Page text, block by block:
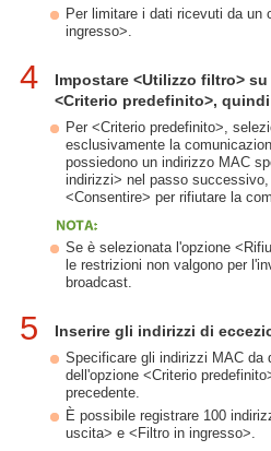
Per limitare i dati ricevuti da un
ingresso>.
4
Impostare <Utilizzo filtro>
<Criterio predefinito>, quindi
Per <Criterio predefinito>,
esclusivamente la
possiedono un indirizzo MAC
indirizzi> nel passo
<Consentire> per rifiutare la
Se è selezionata l'opzione
le restrizioni non valgono per
broadcast.
5 Inserire gli indirizzi di
Specificare gli indirizzi MAC da
dell'opzione <Criterio
precedente.
È possibile registrare 100
uscita> e <Filtro in ingresso>.